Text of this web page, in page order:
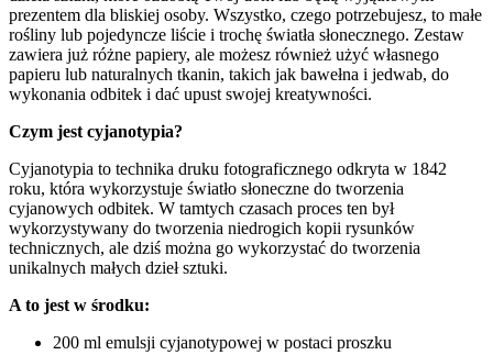
prezentem dla bliskiej osoby. Wszystko, czego potrzebujesz, to małe
rośliny lub pojedyncze liście i trochę światła słonecznego. Zestaw
zawiera już różne papiery, ale możesz również użyć własnego
papieru lub naturalnych tkanin, takich jak bawełna i jedwab, do
wykonania odbitek i dać upust swojej kreatywności.
Czym jest cyjanotypia?
Cyjanotypia to technika druku fotograficznego odkryta w 1842
roku, która wykorzystuje światło słoneczne do tworzenia
cyjanowych odbitek. W tamtych czasach proces ten był
wykorzystywany do tworzenia niedrogich kopii rysunków
technicznych, ale dziś można go wykorzystać do tworzenia
unikalnych małych dzieł sztuki.
A to jest w środku:
200 ml emulsji cyjanotypowej w postaci proszku